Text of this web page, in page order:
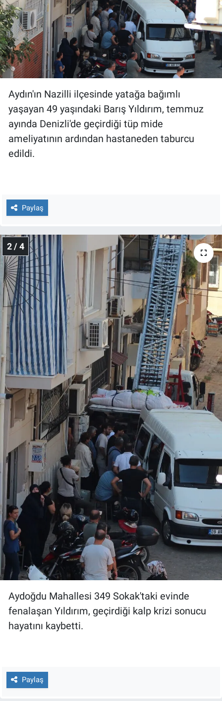
Aydın'ın Nazilli ilçesinde yatağa bağımlı
yaşayan 49 yaşındaki Barış Yıldırım, temmuz
ayında Denizli'de geçirdiği tüp mide
ameliyatının ardından hastaneden taburcu
edildi.
Paylaş
2 / 4
Aydoğdu Mahallesi 349 Sokak'taki evinde
fenalaşan Yıldırım, geçirdiği kalp krizi sonucu
hayatını kaybetti.
Paylaş
İlan
Kimdir
Koronavirüs
Kültür Sanat
Ne demişti
Nedir
Spor
Teknoloji
Türkiye'nin Geleceği
Türkiye'nin Gündemi
Yerel Gündem
Yerel Yaşam
Canlı Yayın